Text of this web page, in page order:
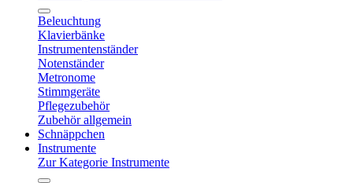
Beleuchtung
Klavierbänke
Instrumentenständer
Notenständer
Metronome
Stimmgeräte
Pflegezubehör
Zubehör allgemein
Schnäppchen
Instrumente
Zur Kategorie Instrumente